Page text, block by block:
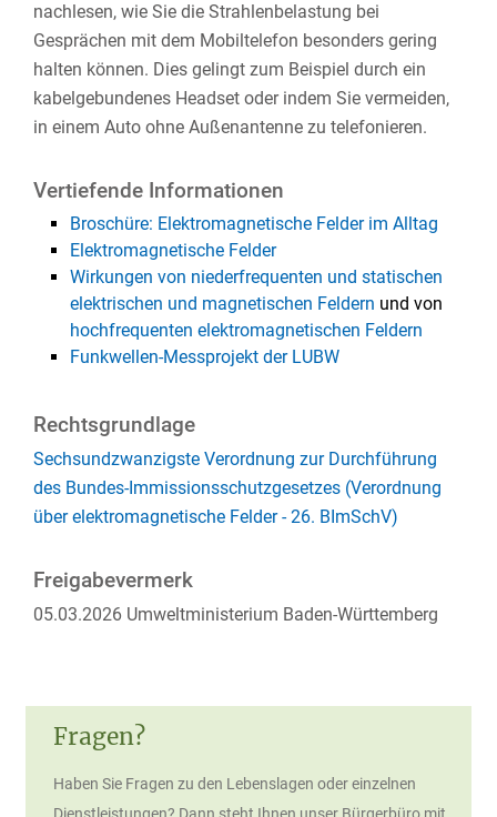
Fragen?
Haben Sie Fragen zu den Lebenslagen oder einzelnen
nachlesen, wie Sie die Strahlenbelastung bei
Gesprächen mit dem Mobiltelefon besonders gering
halten können. Dies gelingt zum Beispiel durch ein
kabelgebundenes Headset oder indem Sie vermeiden,
in einem Auto ohne Außenantenne zu telefonieren.
Vertiefende Informationen
Broschüre: Elektromagnetische Felder im Alltag
Elektromagnetische Felder
Wirkungen von niederfrequenten und statischen
elektrischen und magnetischen Feldern und von
hochfrequenten elektromagnetischen Feldern
Funkwellen-Messprojekt der LUBW
Rechtsgrundlage
Sechsundzwanzigste Verordnung zur Durchführung
des Bundes-Immissionsschutzgesetzes (Verordnung
über elektromagnetische Felder - 26. BImSchV)
Freigabevermerk
05.03.2026 Umweltministerium Baden-Württemberg